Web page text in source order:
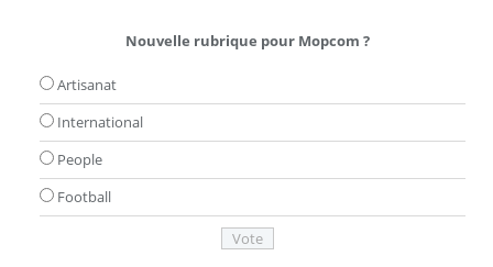
Nouvelle rubrique pour Mopcom ?
Artisanat
International
People
Football